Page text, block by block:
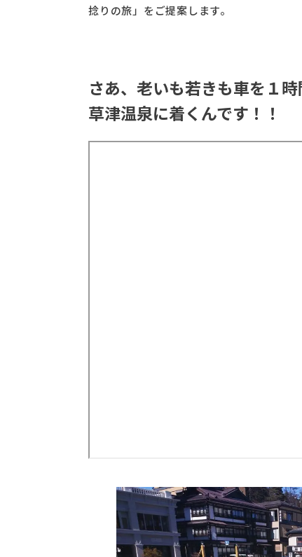
捻りの旅」をご提案します。
さあ、老いも若きも車を１
草津温泉に着くんです！！